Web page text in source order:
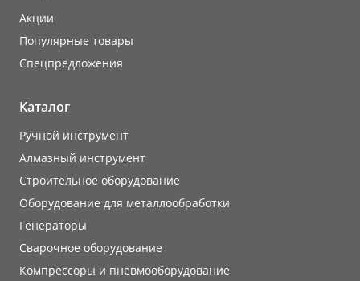
Акции
Популярные товары
Cпецпредложения
Каталог
Ручной инструмент
Алмазный инструмент
Строительное оборудование
Оборудование для металлообработки
Генераторы
Сварочное оборудование
Компрессоры и пневмооборудование